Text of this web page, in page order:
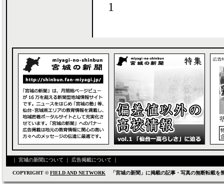
1
｜ 宮城の新聞について ｜ 広告掲載について ｜
COPYRIGHT ©FIELD AND NETWORK 「宮城の新聞」に掲載の記事・写真の無断転載